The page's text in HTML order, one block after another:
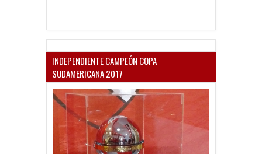
INDEPENDIENTE CAMPEÓN COPA
SUDAMERICANA 2017